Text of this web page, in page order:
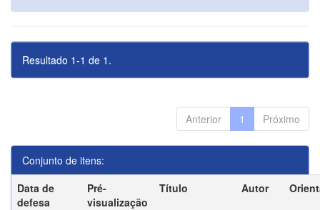
Resultado 1-1 de 1.
Anterior 1 Próximo
Conjunto de itens:
Data de
defesa
Pré-
visualização
Título Autor